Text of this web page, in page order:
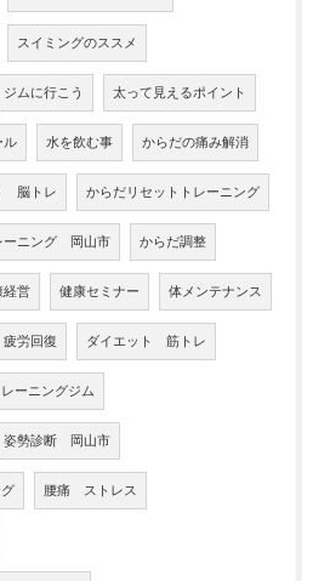
スイミングのススメ
ジムに行こう 太って見えるポイント
ル 水を飲む事 からだの痛み解消
脳トレ からだリセットトレーニング
ーニング 岡山市 からだ調整
経営 健康セミナー 体メンテナンス
労回復 ダイエット 筋トレ
ーニングジム
姿勢診断 岡山市
腰痛 ストレス